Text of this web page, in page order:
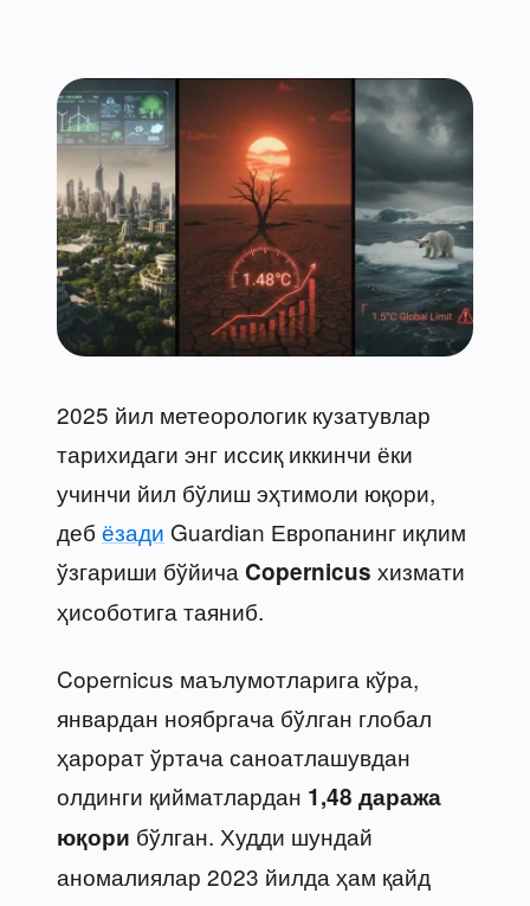
2025 йил метеорологик кузатувлар
тарихидаги энг иссиқ иккинчи ёки
учинчи йил бўлиш эҳтимоли юқори,
деб ёзади Guardian Европанинг иқлим
ўзгариши бўйича Copernicus хизмати
ҳисоботига таяниб.
Copernicus маълумотларига кўра,
январдан ноябргача бўлган глобал
ҳарорат ўртача саноатлашувдан
олдинги қийматлардан 1,48 даража
юқори бўлган. Худди шундай
аномалиялар 2023 йилда ҳам қайд